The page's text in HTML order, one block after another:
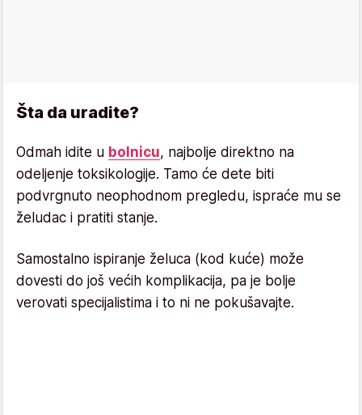
Šta da uradite?
Odmah idite u bolnicu, najbolje direktno na
odeljenje toksikologije. Tamo će dete biti
podvrgnuto neophodnom pregledu, ispraće mu se
želudac i pratiti stanje.
Samostalno ispiranje želuca (kod kuće) može
dovesti do još većih komplikacija, pa je bolje
verovati specijalistima i to ni ne pokušavajte.